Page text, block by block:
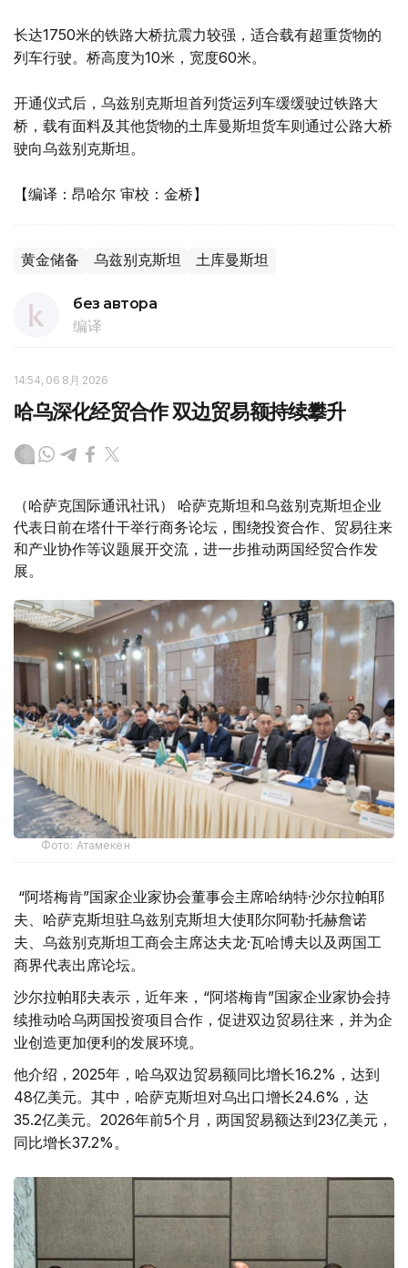
长达1750米的铁路大桥抗震力较强，适合载有超重货物的
列车行驶。桥高度为10米，宽度60米。
开通仪式后，乌兹别克斯坦首列货运列车缓缓驶过铁路大
桥，载有面料及其他货物的土库曼斯坦货车则通过公路大桥
驶向乌兹别克斯坦。
【编译：昂哈尔 审校：金桥】
黄金储备 乌兹别克斯坦 土库曼斯坦
без автора
编译
14:54, 06 8月 2026
哈乌深化经贸合作 双边贸易额持续攀升
（哈萨克国际通讯社讯） 哈萨克斯坦和乌兹别克斯坦企业
代表日前在塔什干举行商务论坛，围绕投资合作、贸易往来
和产业协作等议题展开交流，进一步推动两国经贸合作发
展。
Фото: Атамекен
“阿塔梅肯”国家企业家协会董事会主席哈纳特·沙尔拉帕耶
夫、哈萨克斯坦驻乌兹别克斯坦大使耶尔阿勒·托赫詹诺
夫、乌兹别克斯坦工商会主席达夫龙·瓦哈博夫以及两国工
商界代表出席论坛。
沙尔拉帕耶夫表示，近年来，“阿塔梅肯”国家企业家协会持
续推动哈乌两国投资项目合作，促进双边贸易往来，并为企
业创造更加便利的发展环境。
他介绍，2025年，哈乌双边贸易额同比增长16.2%，达到
48亿美元。其中，哈萨克斯坦对乌出口增长24.6%，达
35.2亿美元。2026年前5个月，两国贸易额达到23亿美元，
同比增长37.2%。